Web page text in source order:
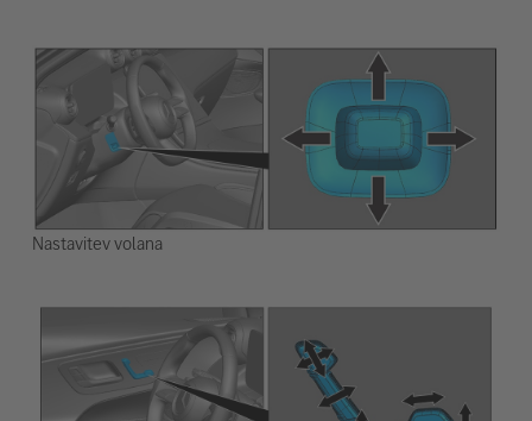
Nastavitev volana